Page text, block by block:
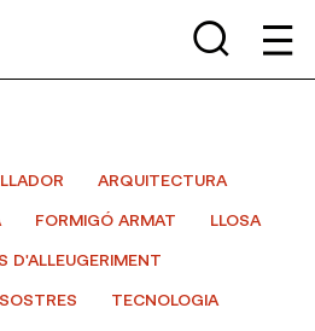
ARQUITECTURA
FORMIGÓ ARMAT
LLOSA
D'ALLEUGERIMENT
SOSTRES TECNOLOGIA